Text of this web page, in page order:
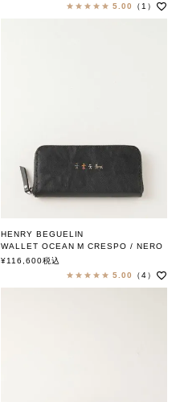
5.00
（1）
HENRY BEGUELIN
WALLET OCEAN M CRESPO / NERO
FAMILY OMINO
¥116,600税込
5.00
（4）